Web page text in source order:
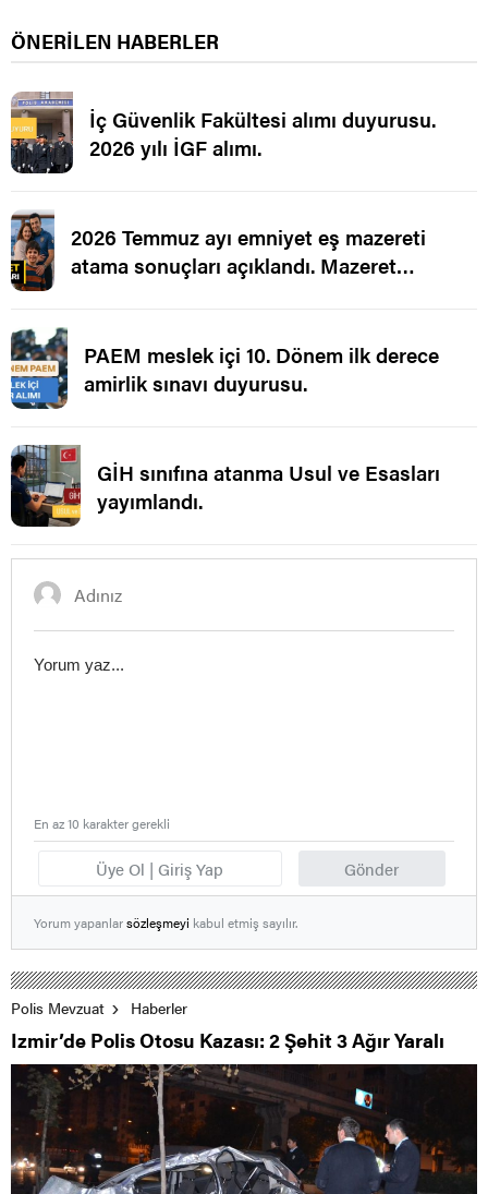
ÖNERİLEN HABERLER
İç Güvenlik Fakültesi alımı duyurusu.
2026 yılı İGF alımı.
2026 Temmuz ayı emniyet eş mazereti
atama sonuçları açıklandı. Mazeret
PAEM meslek içi 10. Dönem ilk derece
amirlik sınavı duyurusu.
GİH sınıfına atanma Usul ve Esasları
yayımlandı.
Üye Ol | Giriş Yap Gönder
En az 10 karakter gerekli
Yorum yapanlarsözleşmeyi kabul etmiş sayılır.
Polis Mevzuat Haberler
Izmir’de Polis Otosu Kazası: 2 Şehit 3 Ağır Yaralı